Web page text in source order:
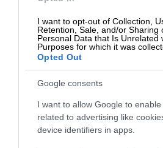
I want to opt-out of Collection,
Retention, Sale, and/or Sharing
Personal Data that Is Unrelated
Purposes for which it was
Opted Out
Google consents
I want to allow Google to
related to advertising like
device identifiers in apps.
Postup:
Zemiaky očistite, nastrúhajte a
korením, vajcom a múkou. Na
okrúhle placky z oboch strán.